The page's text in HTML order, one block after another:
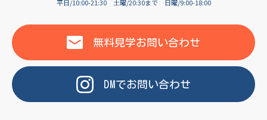
平日/10:00-21:30
土曜/20:30まで 日曜/9:00-18:00
無料見学お問い合わせ
DMでお問い合わせ